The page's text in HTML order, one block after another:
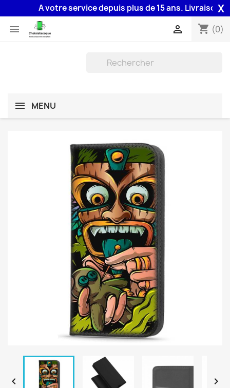
A votre service depuis plus de 15 ans. Livraison X
 shopping_cart (0)

MENU
 